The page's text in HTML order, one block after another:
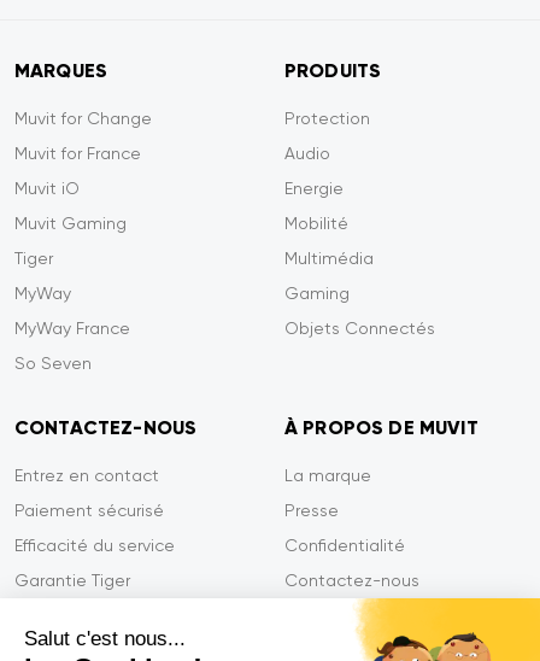
Salut c'est nous...
MARQUES
Muvit for Change
Muvit for France
Muvit iO
Muvit Gaming
Tiger
MyWay
MyWay France
So Seven
PRODUITS
Protection
Audio
Energie
Mobilité
Multimédia
Gaming
Objets Connectés
CONTACTEZ-NOUS
Entrez en contact
Paiement sécurisé
Efficacité du service
Garantie Tiger
À PROPOS DE MUVIT
La marque
Presse
Confidentialité
Contactez-nous